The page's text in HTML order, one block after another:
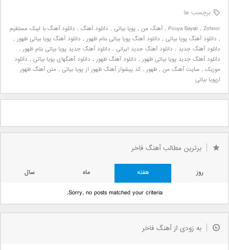
برچسب ها
Pouya Bayati , Zohoor
,آهنگ من , پویا بیاتی , دانلود آهنگ , دانلود آهنگ با لینک مستقیم
, دانلود آهنگ پویا بیاتی , دانلود آهنگ پویا بیاتی بنام ظهور, دانلود آهنگ پویا بیاتی ظهور,
دانلود آهنگ جدید , دانلود آهنگ جدید ایرانی , دانلود آهنگ جدید پویا بیاتی بنام ظهور,
دانلود آهنگ جدید پویا بیاتی ظهور, دانلود آهنگ ظهور, دانلود آهنگهای پویا بیاتی , دانلود
موزیک , سایت آهنگ من , ظهور, کد پیشواز آهنگ ظهور از پویا بیاتی , متن آهنگ ظهور
ازپویا بیاتی
برترین مطالب آهنگ فاخر
روز هفته ماه
سال
Sorry, no posts matched your criteria.
به زودی از آهنگ فاخر